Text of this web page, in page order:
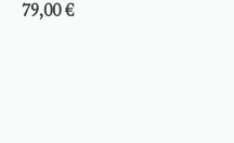
79,00€